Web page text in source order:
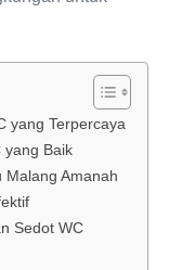
yang Terpercaya
yang Baik
Malang Amanah
Sedot WC